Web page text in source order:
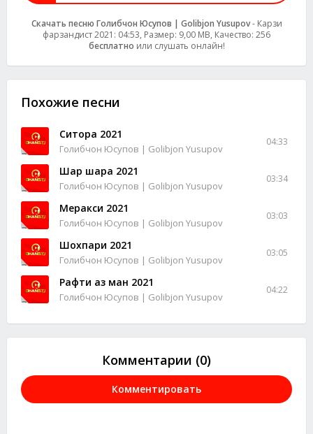
Скачать песню Голибчон Юсупов | Golibjon Yusupov- Карзи
фарзандист 2021: 04:53, Размер: 9,00 MB, Качество: 256
бесплатно или слушать онлайн!
Похожие песни
Ситора 2021
Голибчон Юсупов | Golibjon Yusupov
04:33
Шар шара 2021
Голибчон Юсупов | Golibjon Yusupov
03:34
Меракси 2021
Голибчон Юсупов | Golibjon Yusupov
03:03
Шохпари 2021
Голибчон Юсупов | Golibjon Yusupov
03:05
Рафти аз ман 2021
Голибчон Юсупов | Golibjon Yusupov
04:22
Комментарии (0)
Комментировать